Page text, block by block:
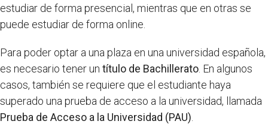
estudiar de forma presencial, mientras que en otras se
puede estudiar de forma online.
Para poder optar a una plaza en una universidad española,
es necesario tener un título de Bachillerato . En algunos
casos, también se requiere que el estudiante haya
superado una prueba de acceso a la universidad, llamada
Prueba de Acceso a la Universidad (PAU)